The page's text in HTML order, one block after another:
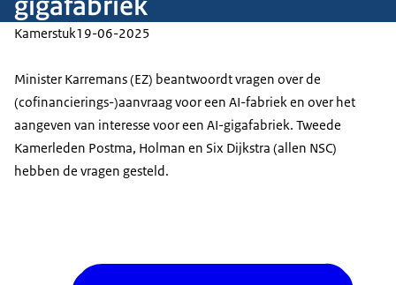
Kamerstuk19-06-2025
Minister Karremans (EZ) beantwoordt vragen over de
(cofinancierings-)aanvraag voor een AI-fabriek en over het
aangeven van interesse voor een AI-gigafabriek. Tweede
Kamerleden Postma, Holman en Six Dijkstra (allen NSC)
hebben de vragen gesteld.